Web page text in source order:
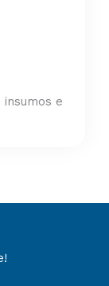
insumos e